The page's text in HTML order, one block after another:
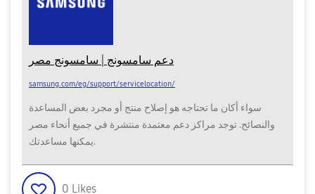
دعم سامسونج | سامسونج مصر
samsung.com/eg/support/servicelocation/
سواء أكان ما تحتاجه هو إصلاح منتج أو مجرد بعض المساعدة
والنصائح. توجد مراكز دعم معتمدة منتشرة في جميع أنحاء مصر
يمكنها مساعدتك.
0 Likes